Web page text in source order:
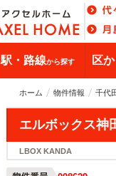
駅・路線から探す 区
ホーム 物件情報 千代
エルボックス神
LBOX KANDA